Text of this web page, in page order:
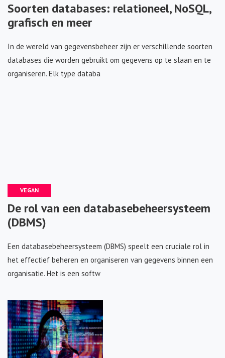
Soorten databases: relationeel, NoSQL,
grafisch en meer
In de wereld van gegevensbeheer zijn er verschillende soorten
databases die worden gebruikt om gegevens op te slaan en te
organiseren. Elk type databa
VEGAN
De rol van een databasebeheersysteem
(DBMS)
Een databasebeheersysteem (DBMS) speelt een cruciale rol in
het effectief beheren en organiseren van gegevens binnen een
organisatie. Het is een softw